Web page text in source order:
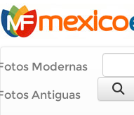
Modernas
Antiguas